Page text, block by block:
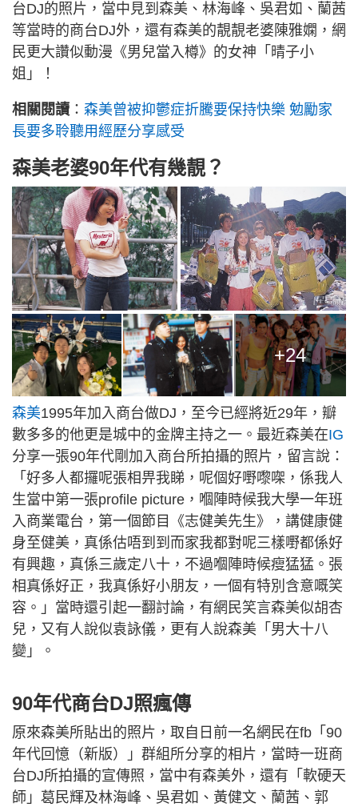
台DJ的照片，當中見到森美、林海峰、吳君如、蘭茜
等當時的商台DJ外，還有森美的靚靚老婆陳雅嫻，網
民更大讚似動漫《男兒當入樽》的女神「晴子小
姐」！
相關閱讀 ： 森美曾被抑鬱症折騰要保持快樂 勉勵家
長要多聆聽用經歷分享感受
森美老婆90年代有幾靚？
+24
森美1995年加入商台做DJ，至今已經將近29年，瓣
數多多的他更是城中的金牌主持之一。最近森美在IG
分享一張90年代剛加入商台所拍攝的照片，留言說：
「好多人都攞呢張相畀我睇，呢個好嘢嚟㗎，係我人
生當中第一張profile picture，嗰陣時候我大學一年班
入商業電台，第一個節目《志健美先生》，講健康健
身至健美，真係估唔到到而家我都對呢三樣嘢都係好
有興趣，真係三歲定八十，不過嗰陣時候瘦猛猛。張
相真係好正，我真係好小朋友，一個有特別含意嘅笑
容。」當時還引起一翻討論，有網民笑言森美似胡杏
兒，又有人說似袁詠儀，更有人說森美「男大十八
變」。
90年代商台DJ照瘋傳
原來森美所貼出的照片，取自日前一名網民在fb「90
年代回憶（新版）」群組所分享的相片，當時一班商
台DJ所拍攝的宣傳照，當中有森美外，還有「軟硬天
師」葛民輝及林海峰、吳君如、黃健文、蘭茜、郭